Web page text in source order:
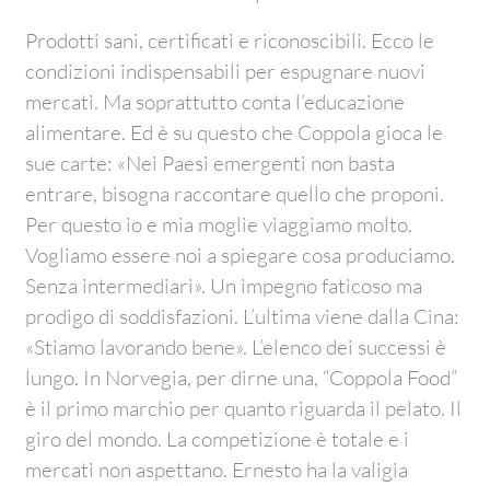
Prodotti sani, certificati e riconoscibili. Ecco le
condizioni indispensabili per espugnare nuovi
mercati. Ma soprattutto conta l’educazione
alimentare. Ed è su questo che Coppola gioca le
sue carte: «Nei Paesi emergenti non basta
entrare, bisogna raccontare quello che proponi.
Per questo io e mia moglie viaggiamo molto.
Vogliamo essere noi a spiegare cosa produciamo.
Senza intermediari». Un impegno faticoso ma
prodigo di soddisfazioni. L’ultima viene dalla Cina:
«Stiamo lavorando bene». L’elenco dei successi è
lungo. In Norvegia, per dirne una, “Coppola Food”
è il primo marchio per quanto riguarda il pelato. Il
giro del mondo. La competizione è totale e i
mercati non aspettano. Ernesto ha la valigia